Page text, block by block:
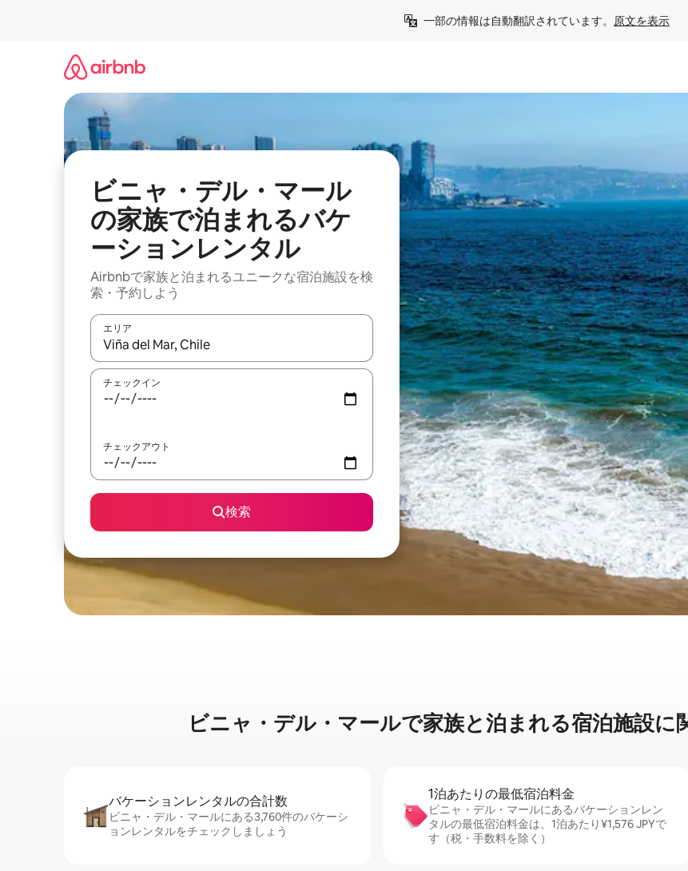
一部の情報は自動翻訳されています。 原文を表示
ビニャ・デル・マール
の家族で泊まれるバケ
ーションレンタル
Airbnbで家族と泊まれるユニークな宿泊施設を検
索・予約しよう
エリア
検索結果が表示されたら、上下の矢印キーを使って移動するか、画面をタッチまたはスワイプして検索結果を確認す
チェックイン
チェックアウト
検索
ビニャ・デル・マールで家⁠族⁠と泊⁠ま⁠れ⁠る宿⁠泊⁠施⁠設⁠に
バケーションレ⁠ン⁠タ⁠ル⁠の合⁠計⁠数
ビニャ・デル・マールにある3,760件のバケーシ
ョンレンタルをチェックしましょう
1泊あたりの最⁠低⁠宿⁠泊⁠料⁠金
ビニャ・デル・マールにあるバケーションレン
タルの最低宿泊料金は、1泊あたり¥1,576 JPYで
す（税・手数料を除く）